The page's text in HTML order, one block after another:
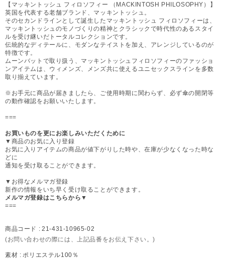
【マッキントッシュ フィロソフィー （MACKINTOSH PHILOSOPHY）】
英国を代表する老舗ブランド、マッキントッシュ。
そのセカンドラインとして誕生したマッキントッシュ フィロソフィーは、
マッキントッシュのモノづくりの精神とクラシックで時代性のあるスタイ
ルを受け継いだトータルコレクションです。
伝統的なディテールに、モダンなテイストを加え、アレンジしているのが
特徴です。
ムーンバットで取り扱う、マッキントッシュフィロソフィーのファッショ
ンアイテムは、ウィメンズ、メンズ共に使えるユニセックスラインを多数
取り揃えています。
※お手元に商品が届きましたら、ご使用時期に関わらず、必ず傘の開閉等
の動作確認をお願いいたします。
===
お買いものを更にお楽しみいただくために
▼商品のお気に入り登録
お気に入りアイテムの商品が値下がりした時や、在庫が少なくなった時な
どに
通知を受け取ることができます。
▼お得なメルマガ登録
新作の情報をいち早く受け取ることができます。
メルマガ登録はこちらから▼
===
商品コード : 21-431-10965-02
(お問い合わせの際には、上記品番をお伝え下さい。)
素材 : ポリエステル100％